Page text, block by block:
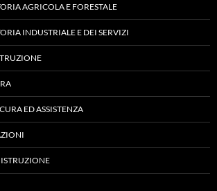
AGRICOLA E FORESTALE
INDUSTRIALE E DEI SERVIZI
ED ASSISTENZA